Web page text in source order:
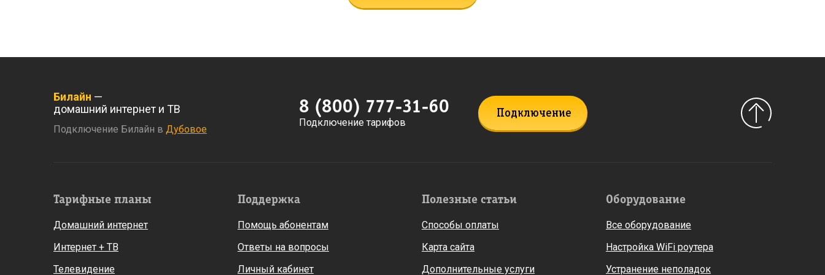
Билайн —
домашний интернет и ТВ
Подключение Билайн в Дубовое
8 (800) 777-31-60
Подключение тарифов
Подключение
Тарифные планы
Домашний интернет
Интернет + ТВ
Телевидение
Поддержка
Помощь абонентам
Ответы на вопросы
Личный кабинет
Полезные статьи
Способы оплаты
Карта сайта
Дополнительные услуги
Оборудование
Все оборудование
Настройка WiFi роутера
Устранение неполадок